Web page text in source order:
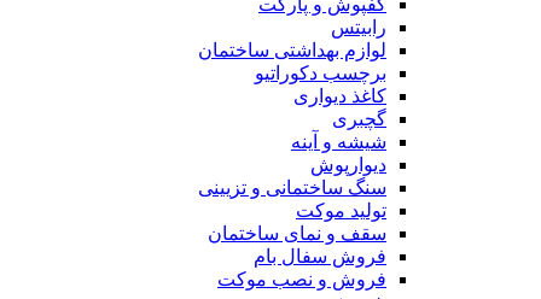
کفپوش و پارکت
رابیتس
لوازم بهداشتی ساختمان
برچسب دکوراتیو
کاغذ دیواری
گچبری
شیشه و آینه
دیوارپوش
سنگ ساختمانی و تزیینی
تولید موکت
سقف و نمای ساختمان
فروش سفال بام
فروش و نصب موکت